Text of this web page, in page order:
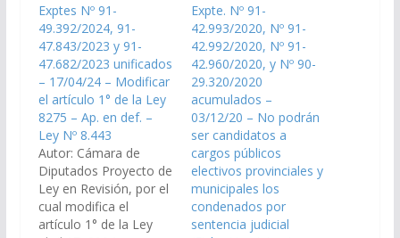
Exptes Nº 91-
49.392/2024, 91-
47.843/2023 y 91-
47.682/2023 unificados
– 17/04/24 – Modificar
el artículo 1° de la Ley
8275 – Ap. en def. –
Ley Nº 8.443
Autor: Cámara de
Diputados Proyecto de
Ley en Revisión, por el
cual modifica el
artículo 1° de la Ley
Expte. Nº 91-
42.993/2020, Nº 91-
42.992/2020, Nº 91-
42.960/2020, y Nº 90-
29.320/2020
acumulados –
03/12/20 – No podrán
ser candidatos a
cargos públicos
electivos provinciales y
municipales los
condenados por
sentencia judicial